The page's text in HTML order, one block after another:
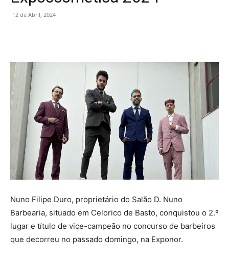
12 de Abril, 2024
Nuno Filipe Duro, proprietário do Salão D. Nuno
Barbearia, situado em Celorico de Basto, conquistou o 2.º
lugar e título de vice-campeão no concurso de barbeiros
que decorreu no passado domingo, na Exponor.